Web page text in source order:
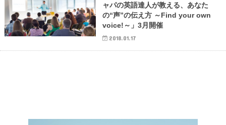
ャパの英語達人が教える、あなた
の“声”の伝え方 ～Find your own
voice!～」3月開催
2018.01.17